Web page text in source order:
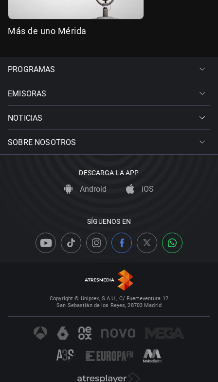
Más de uno Mérida
PROGRAMAS
EMISORAS
NOTICIAS
SOBRE NOSOTROS
DESCARGA LA APP
Android iOS
SÍGUENOS EN
Copyright © Uniprex, S.A.U., C/ Fuerteventura 12
San Sebastián de los Reyes, 28703 Madrid